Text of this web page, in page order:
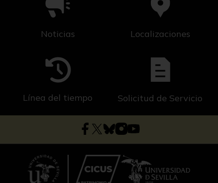
Noticias Localizaciones
Línea del tiempo Solicitud de Servicio